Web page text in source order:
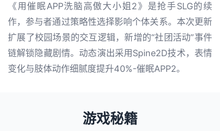
《用催眠APP洗脑高傲大小姐2》是抢手SLG的续
作，参与者通过策略性选择影响个体关系。本次更新
扩展了校园场景的交互逻辑，新增的“社团活动”事件
链解锁隐藏剧情。动态演出采用Spine2D技术，表情
变化与肢体动作细腻度提升40%-催眠APP2。
游戏秘籍